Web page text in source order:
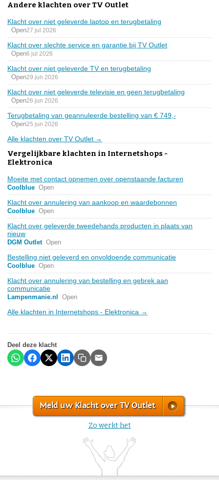
Andere klachten over TV Outlet
Klacht over niet geleverde laptop en terugbetaling
Open27 jul 2026
Klacht over slechte service en garantie bij TV Outlet
Open6 jul 2026
Klacht over niet geleverde TV en terugbetaling
Open29 jun 2026
Klacht over niet geleverde televisie en geen terugbetaling
Open26 jun 2026
Terugbetaling van geannuleerde bestelling van € 749,-
Open25 jun 2026
Alle klachten over TV Outlet →
Vergelijkbare klachten in Internetshops -
Elektronica
Moeite met contact opnemen over openstaande facturen
Coolblue Open
Klacht over annulering van aankoop en waardebonnen
Coolblue Open
Klacht over geleverde tweedehands producten in plaats van
nieuw
DGM Outlet Open
Bestelling niet geleverd en onvoldoende communicatie
Coolblue Open
Klacht over annulering van bestelling en gebrek aan
communicatie
Lampenmanie.nl Open
Alle klachten in Internetshops - Elektronica →
Deel deze klacht
Meld uw Klacht over TV Outlet
Zo werkt het